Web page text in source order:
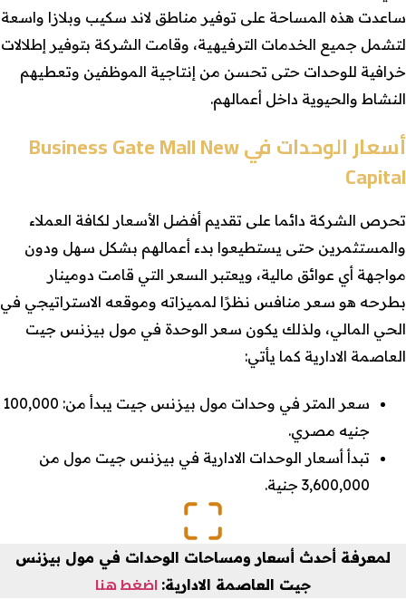
ساعدت هذه المساحة على توفير مناطق لاند سكيب وبلازا واسعة
لتشمل جميع الخدمات الترفيهية، وقامت الشركة بتوفير إطلالات
خرافية للوحدات حتى تحسن من إنتاجية الموظفين وتعطيهم
النشاط والحيوية داخل أعمالهم.
أسعار الوحدات في Business Gate Mall New
Capital
تحرص الشركة دائما على تقديم أفضل الأسعار لكافة العملاء
والمستثمرين حتى يستطيعوا بدء أعمالهم بشكل سهل ودون
مواجهة أي عوائق مالية، ويعتبر السعر التي قامت دومينار
بطرحه هو سعر منافس نظرًا لمميزاته وموقعه الاستراتيجي في
الحي المالي، ولذلك يكون سعر الوحدة في مول بيزنس جيت
العاصمة الادارية كما يأتي:
سعر المتر في وحدات مول بيزنس جيت يبدأ من: 100,000
جنيه مصري.
تبدأ أسعار الوحدات الادارية في بيزنس جيت مول من
3,600,000 جنية.
لمعرفة أحدث أسعار ومساحات الوحدات في مول بيزنس
جيت العاصمة الادارية: اضغط هنا